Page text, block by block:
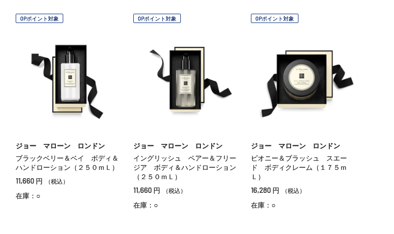
OPポイント対象
ジョー マローン ロンドン
ブラックベリー＆ベイ ボディ＆
ハンドローション（２５０ｍＬ）
11,660 円 （税込）
在庫：○
OPポイント対象
ジョー マローン ロンドン
イングリッシュ ペアー＆フリー
ジア ボディ＆ハンドローション
（２５０ｍＬ）
11,660 円 （税込）
在庫：○
OPポイント対象
ジョー マローン ロンドン
ピオニー＆ブラッシュ スエー
ド ボディクレーム（１７５ｍ
Ｌ）
16,280 円 （税込）
在庫：○